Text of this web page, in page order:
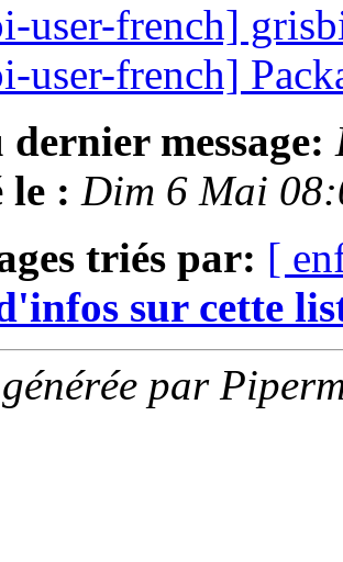
user-french]
user-french]
message:
le : Dim 6 Mai
triés par: [
sur cette
par